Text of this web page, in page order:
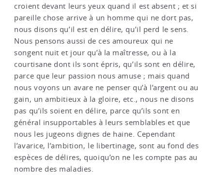
croient devant leurs yeux quand il est absent ; et si
pareille chose arrive à un homme qui ne dort pas,
nous disons qu’il est en délire, qu’il perd le sens.
Nous pensons aussi de ces amoureux qui ne
songent nuit et jour qu’à la maîtresse, ou à la
courtisane dont ils sont épris, qu’ils sont en délire,
parce que leur passion nous amuse ; mais quand
nous voyons un avare ne penser qu’à l’argent ou au
gain, un ambitieux à la gloire, etc., nous ne disons
pas qu’ils soient en délire, parce qu’ils sont en
général insupportables à leurs semblables et que
nous les jugeons dignes de haine. Cependant
l’avarice, l’ambition, le libertinage, sont au fond des
espèces de délires, quoiqu’on ne les compte pas au
nombre des maladies.